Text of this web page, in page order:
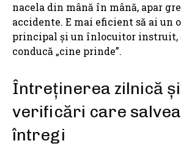
nacela din mână în mână, apar
accidente. E mai eficient să ai un
principal și un înlocuitor instruit,
conducă „cine prinde”.
Întreținerea zilnică
verificări care
întregi